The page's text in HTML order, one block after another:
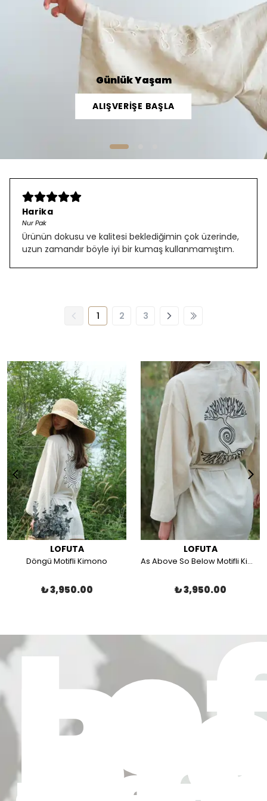
Günlük Yaşam
ALIŞVERİŞE BAŞLA
Harika
Nur Pak
Ürünün dokusu ve kalitesi beklediğimin çok üzerinde,
uzun zamandır böyle iyi bir kumaş kullanmamıştım.
1 2 3
LOFUTA
Döngü Motifli Kimono
₺ 3,950.00
LOFUTA
As Above So Below Motifli Kimono
₺ 3,950.00